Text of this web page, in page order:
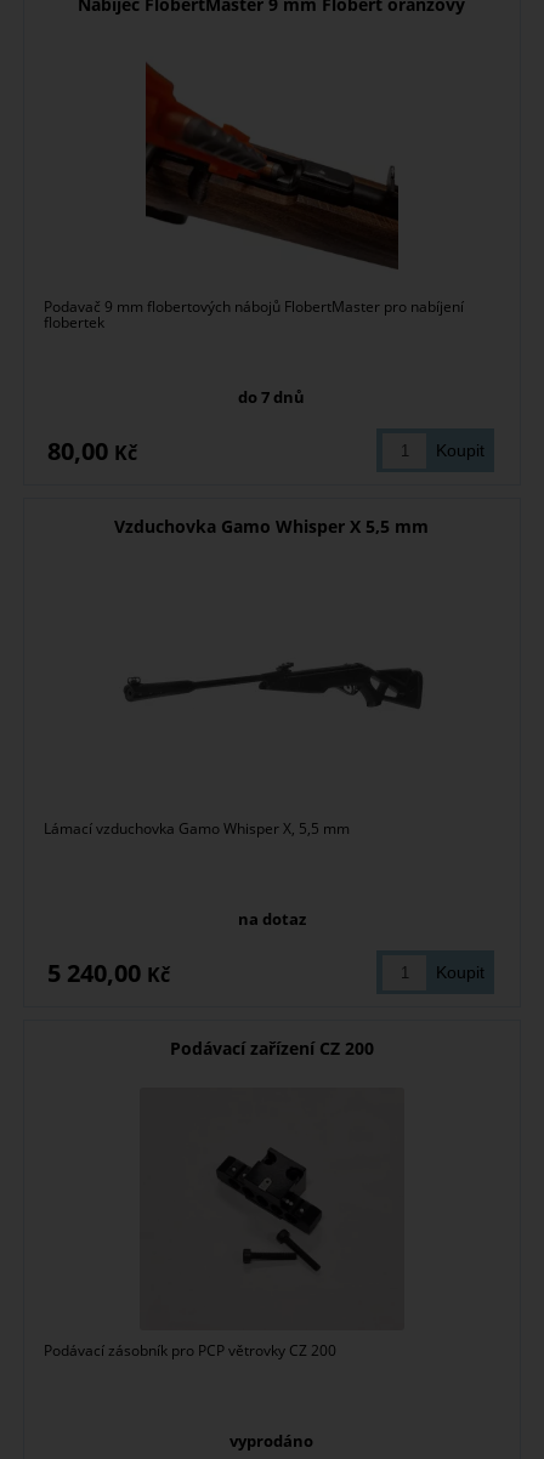
Nabíječ FlobertMaster 9 mm Flobert oranžový
Podavač 9 mm flobertových nábojů FlobertMaster pro nabíjení
flobertek
do 7 dnů
80,00 Kč
Vzduchovka Gamo Whisper X 5,5 mm
Lámací vzduchovka Gamo Whisper X, 5,5 mm
na dotaz
5 240,00 Kč
Podávací zařízení CZ 200
Podávací zásobník pro PCP větrovky CZ 200
vyprodáno